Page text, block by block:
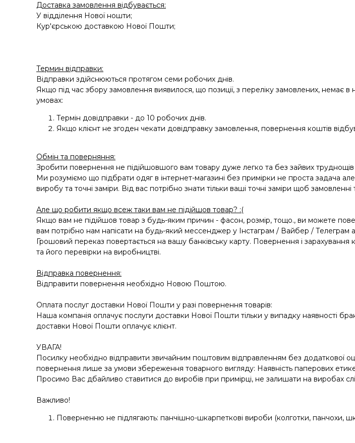
Доставка замовлення відбувається:
У відділення Нової ношти;
Кур'єрською доставкою Нової Пошти;
Термин відправки:
Відправки здійснюються протягом семи робочих днів.
Якщо під час збору замовлення виявилося, що позиції, з переліку замовлених, немає
умовах:
Термін довідправки - до 10 робочих днів.
Якщо клієнт не згоден чекати довідправку замовлення, повернення коштів
Обмін та поверняння:
Зробити повернення не підійшовшого вам товару дуже легко та без зайвих труднощів
Ми розуміємо що підбрати одяг в інтернет-магазині без примірки не проста задача
виробу та точні заміри. Від вас потрібно знати тільки ваші точні заміри щоб замовленні
Але що робити якщо всеж таки вам не підійшов товар? :(
Якщо вам не підійшов товар з будь-яким причин - фасон, розмір, тощо., ви можете
вам потрібно нам напісати на будь-який мессенджер у Інстаграм / Вайбер /
Грошовий переказ повертається на вашу банківську карту. Повернення і
та його перевірки на виробництві.
Відправка повернення:
Відправити повернення необхідно Новою Поштою.
Оплата послуг доставки Нової Пошти у разі повернення товарів:
Наша компанія оплачує послуги доставки Нової Пошти тільки у випадку наявності
доставки Нової Пошти оплачує клієнт.
УВАГА!
Посилку необхідно відправити звичайним поштовим відправленням без додаткової
повернення лише за умови збереження товарного вигляду: Наявність паперових
Просимо Вас дбайливо ставитися до виробів при примірці, не залишати на виробах
Важливо!
Поверненню не підлягають: панчішно-шкарпеткові вироби (колготки, панчохи,